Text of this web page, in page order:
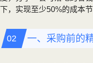
下，实现至少50%的成本节
一、采购前的